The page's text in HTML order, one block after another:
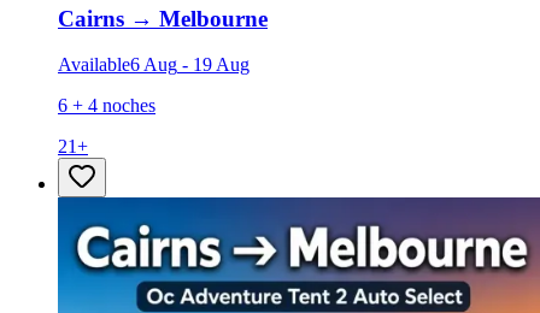
Cairns → Melbourne
Available6 Aug - 19 Aug
6 + 4 noches
21+